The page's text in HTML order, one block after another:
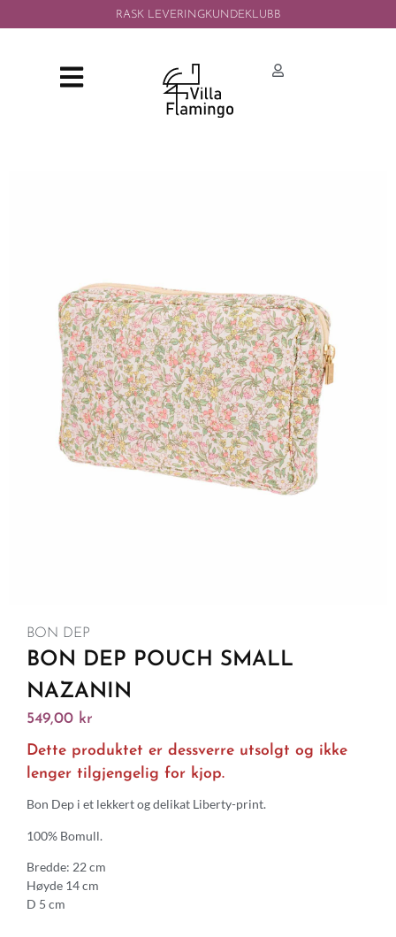
RASK LEVERINGKUNDEKLUBB
BON DEP
BON DEP POUCH SMALL
NAZANIN
549,00 kr
Dette produktet er dessverre utsolgt og ikke
lenger tilgjengelig for kjop.
Bon Dep i et lekkert og delikat Liberty-print.
100% Bomull.
Bredde: 22 cm
Høyde 14 cm
D 5 cm